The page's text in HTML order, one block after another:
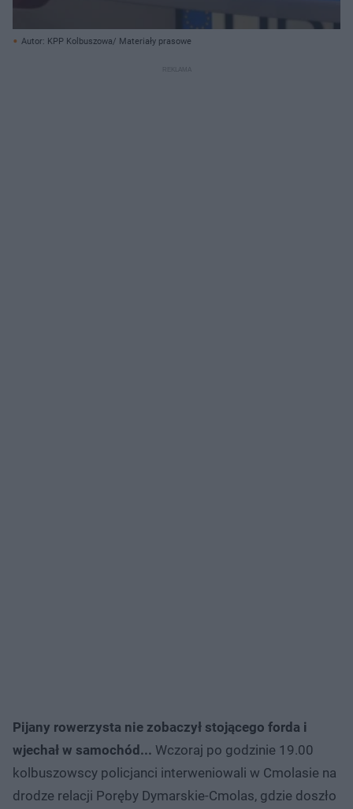
Autor: KPP Kolbuszowa/ Materiały prasowe
Pijany rowerzysta nie zobaczył stojącego forda i
wjechał w samochód... Wczoraj po godzinie 19.00
kolbuszowscy policjanci interweniowali w Cmolasie na
drodze relacji Poręby Dymarskie-Cmolas, gdzie doszło